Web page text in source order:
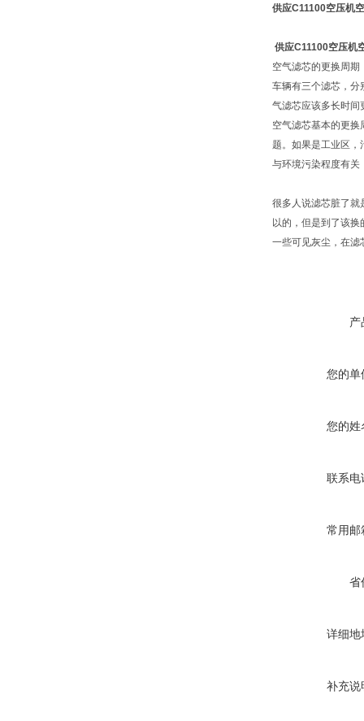
供应C11100空压机
供应C11100空压机
空气滤芯的更换周期
车辆有三个滤芯，分
气滤芯应该多长时间
空气滤芯基本的更
题。如果是工业区，
与环境污染程度有关
很多人说滤芯脏了就
以的，但是到了该
一些可见灰尘，在滤
产
您的单
您的姓
联系电
常用邮
省
详细地
补充说